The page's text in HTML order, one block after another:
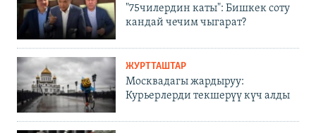
"75чилердин каты": Бишкек соту
кандай чечим чыгарат?
ЖУРТТАШТАР
Москвадагы жардыруу:
Курьерлерди текшерүү күч алды